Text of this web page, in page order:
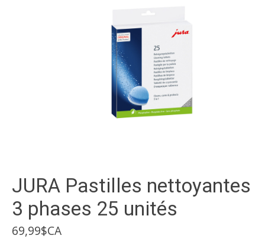
JURA Pastilles nettoyantes
3 phases 25 unités
69,99$CA